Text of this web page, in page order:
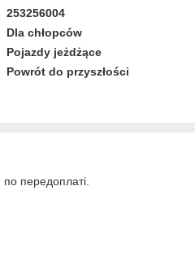
253256004
Dla chłopców
Pojazdy jeżdżące
Powrót do przyszłości
по передоплаті.